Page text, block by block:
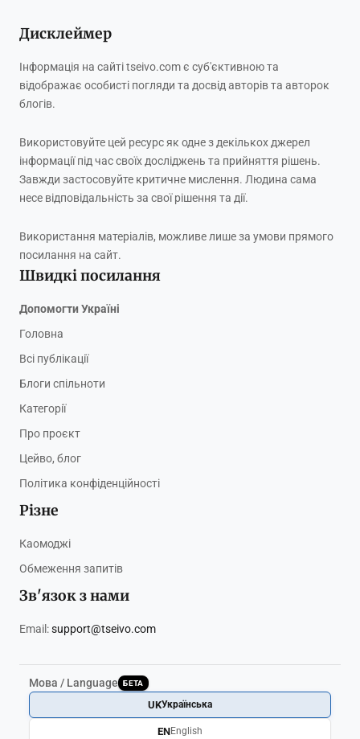
Дисклеймер
Інформація на сайті tseivo.com є суб'єктивною та
відображає особисті погляди та досвід авторів та авторок
блогів.
Використовуйте цей ресурс як одне з декількох джерел
інформації під час своїх досліджень та прийняття рішень.
Завжди застосовуйте критичне мислення. Людина сама
несе відповідальність за свої рішення та дії.
Використання матеріалів, можливе лише за умови прямого
посилання на сайт.
Швидкі посилання
Допомогти Україні
Головна
Всі публікації
Блоги спільноти
Категорії
Про проєкт
Цейво, блог
Політика конфіденційності
Різне
Каомоджі
Обмеження запитів
Зв'язок з нами
Email:support@tseivo.com
Мова / Language БЕТА
UKУкраїнська
ENEnglish